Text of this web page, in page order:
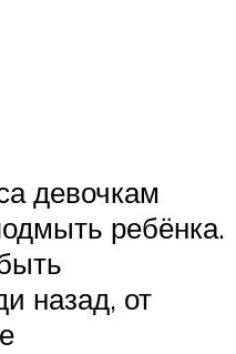
девочкам
ребёнка.
назад, от